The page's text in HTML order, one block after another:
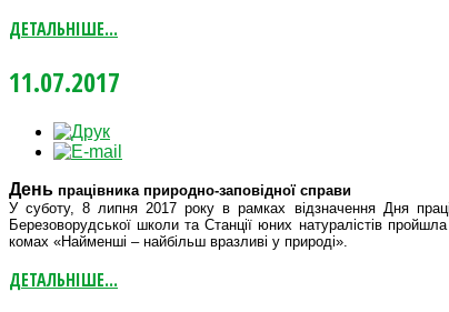
ДЕТАЛЬНІШЕ...
11.07.2017
День працівника природно-заповідної справи
У суботу, 8 липня 2017 року в рамках відзначення Дня
Березоворудської школи та Станції юних натуралістів
комах «Найменші – найбільш вразливі у природі».
ДЕТАЛЬНІШЕ...